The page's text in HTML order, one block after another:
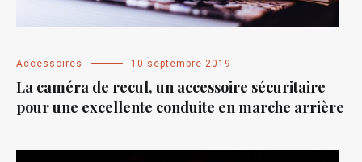
Accessoires 10 septembre 2019
La caméra de recul, un accessoire sécuritaire
pour une excellente conduite en marche arrière